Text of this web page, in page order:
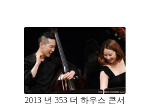
2013 년 353 더 하우스 콘서